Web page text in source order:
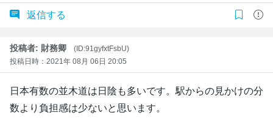
返信する
投稿者: 財務卿
(ID:91gyfxtFsbU)
投稿日時：2021年 08月 06日 20:05
日本有数の並木道は日陰も多いです。駅からの見かけの分
数より負担感は少ないと思います。